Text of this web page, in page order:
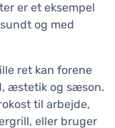
er et eksempel
og med
ret kan forene
æstetik og sæson.
til arbejde,
eller bruger